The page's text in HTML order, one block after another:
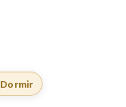
Dormir